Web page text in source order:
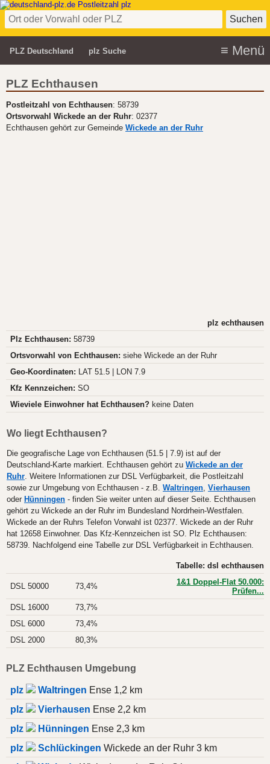
PLZ Deutschland plz Suche
PLZ Echthausen
Postleitzahl von Echthausen: 58739
Ortsvorwahl Wickede an der Ruhr: 02377
Echthausen gehört zur Gemeinde Wickede an der Ruhr
plz echthausen
Plz Echthausen: 58739
Ortsvorwahl von Echthausen: siehe Wickede an der Ruhr
Geo-Koordinaten: LAT 51.5 | LON 7.9
Kfz Kennzeichen: SO
Wieviele Einwohner hat Echthausen? keine Daten
Wo liegt Echthausen?
Die geografische Lage von Echthausen (51.5 | 7.9) ist auf der
Deutschland-Karte markiert. Echthausen gehört zu Wickede an der
Ruhr. Weitere Informationen zur DSL Verfügbarkeit, die Postleitzahl
sowie zur Umgebung von Echthausen - z.B. Waltringen, Vierhausen
oder Hünningen - finden Sie weiter unten auf dieser Seite. Echthausen
gehört zu Wickede an der Ruhr im Bundesland Nordrhein-Westfalen.
Wickede an der Ruhrs Telefon Vorwahl ist 02377. Wickede an der Ruhr
hat 12658 Einwohner. Das Kfz-Kennzeichen ist SO. Plz Echthausen:
58739. Nachfolgend eine Tabelle zur DSL Verfügbarkeit in Echthausen.
Tabelle: dsl echthausen
DSL 50000 73,4%
1&1 Doppel-Flat 50.000:
Prüfen...
DSL 16000
73,7%
DSL 6000
73,4%
DSL 2000
80,3%
PLZ Echthausen Umgebung
plz Waltringen Ense 1,2 km
plz
Vierhausen Ense 2,2 km
plz
Hünningen Ense 2,3 km
plz
Schlückingen Wickede an der Ruhr 3 km